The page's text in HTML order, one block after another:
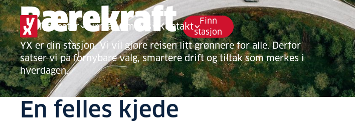
Tjenester Firma Om oss Kontakt
Finn
stasjon
Bærekraft
YX er din stasjon. Vi vil gjøre reisen litt grønnere for alle. Derfor
satser vi på fornybare valg, smartere drift og tiltak som merkes i
hverdagen.
En felles kjede